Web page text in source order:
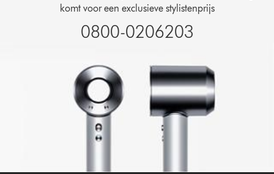
komt voor een exclusieve stylistenprijs
0800-0206203